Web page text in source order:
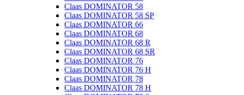
Claas DOMINATOR 58
Claas DOMINATOR 58 SP
Claas DOMINATOR 66
Claas DOMINATOR 68
Claas DOMINATOR 68 R
Claas DOMINATOR 68 SR
Claas DOMINATOR 76
Claas DOMINATOR 76 H
Claas DOMINATOR 78
Claas DOMINATOR 78 H